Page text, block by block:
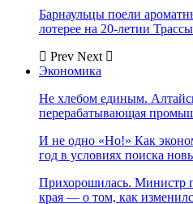
Барнаульцы поели
лотерее на 20-летии
Prev Next
Экономика
Не хлебом единым.
перерабатывающая
И не одно «Но!» Как
год в условиях поиска
Прихорошилась. Министр
края — о том, как